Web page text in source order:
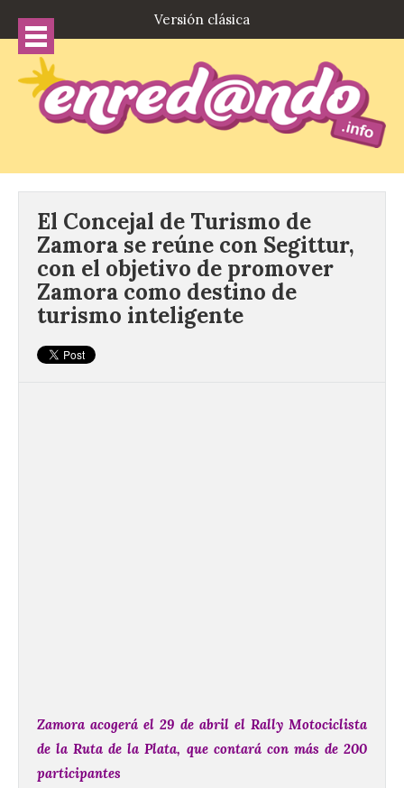
Versión clásica
El Concejal de Turismo de
Zamora se reúne con Segittur,
con el objetivo de promover
Zamora como destino de
turismo inteligente
Zamora acogerá el 29 de abril el Rally Motociclista
de la Ruta de la Plata, que contará con más de 200
participantes